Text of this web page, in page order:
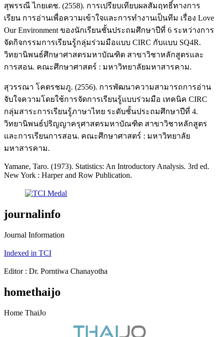
สุพรรณี ไกยเดช. (2558). การเปรียบเทียบผลสัมฤทธิ์ทางการ
เรียน การอ่านเพื่อความเข้าใจและการทำงานเป็นทีม เรื่อง Love
Our Environment ของนักเรียนชั้นประถมศึกษาปีที่ 6 ระหว่างการ
จัดกิจกรรมการเรียนรู้กลุ่มร่วมมือแบบ CIRC กับแบบ SQ4R.
วิทยานิพนธ์ศึกษาศาสตรมหาบัณฑิต สาขาวิชาหลักสูตรและ
การสอน. คณะศึกษาศาสตร์ : มหาวิทยาลัยมหาสารคาม.
สุวรรณา โคตรชมภู. (2556). การพัฒนาความสามารถการอ่าน
จับใจความโดยใช้การจัดการเรียนรู้แบบร่วมมือ เทคนิค CIRC
กลุ่มสาระการเรียนรู้ภาษาไทย ระดับชั้นประถมศึกษาปีที่ 4.
วิทยานิพนธ์ปริญญาครุศาสตรมหาบัณฑิต สาขาวิชาหลักสูตร
และการเรียนการสอน. คณะศึกษาศาสตร์ : มหาวิทยาลัย
มหาสารคาม.
Yamane, Taro. (1973). Statistics: An Introductory Analysis. 3rd ed.
New York : Harper and Row Publication.
journalinfo
Journal Information
Indexed in TCI
Editor : Dr. Porntiwa Chanayotha
homethaijo
Home ThaiJo